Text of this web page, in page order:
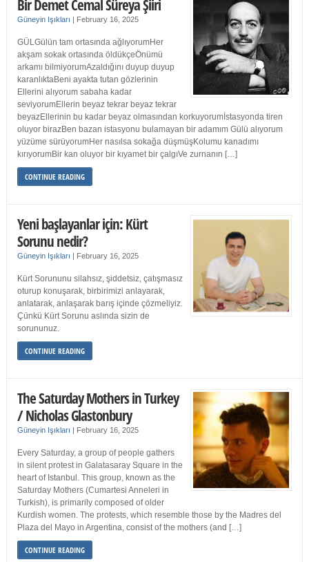
Bir Demet Cemal Süreya Şiiri
Güneyin Işıkları | February 16, 2025
GÜLGülün tam ortasında ağlıyorumHer
akşam sokak ortasında öldükçeÖnümü
arkamı bilmiyorumAzaldığını duyup duyup
karanlıktaBeni ayakta tutan gözlerinin
Ellerini alıyorum sabaha kadar
seviyorumEllerin beyaz tekrar beyaz tekrar
beyazEllerinin bu kadar beyaz olmasından korkuyorumİstasyonda tiren
oluyor birazBen bazan istasyonu bulamayan bir adamım Gülü alıyorum
yüzüme sürüyorumHer nasılsa sokağa düşmüşKolumu kanadımı
kırıyorumBir kan oluyor bir kıyamet bir çalgıVe zurnanın […]
CONTINUE READING
Yeni başlayanlar için: Kürt
Sorunu nedir?
Güneyin Işıkları | February 16, 2025
Kürt Sorununu silahsız, şiddetsiz, çatışmasız
oturup konuşarak, birbirimizi anlayarak,
anlatarak, anlaşarak barış içinde çözmeliyiz.
Çünkü Kürt Sorunu aslında sizin de
sorununuz.
CONTINUE READING
The Saturday Mothers in Turkey
/ Nicholas Glastonbury
Güneyin Işıkları | February 16, 2025
Every Saturday, a group of people gathers
in silent protest in Galatasaray Square in the
heart of Istanbul. This group, known as the
Saturday Mothers (Cumartesi Anneleri in
Turkish), is primarily composed of older
Kurdish women. The protests, which resemble those by the Madres del
Plaza del Mayo in Argentina, consist of the mothers (and […]
CONTINUE READING